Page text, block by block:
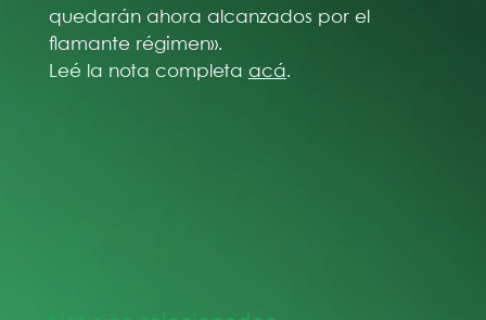
quedarán ahora alcanzados por el
flamante régimen».
Leé la nota completa acá.